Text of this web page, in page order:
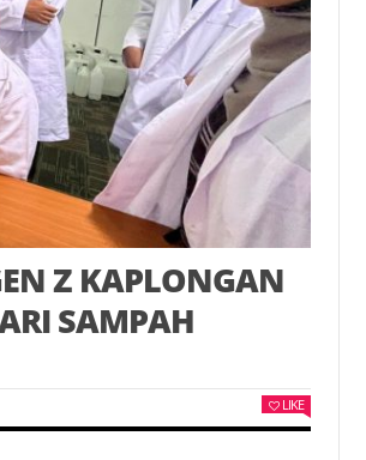
Z KAPLONGAN
SAMPAH
LIKE